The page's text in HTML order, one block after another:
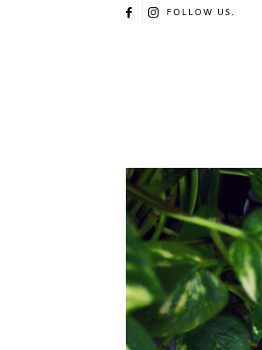
FOLLOW US.